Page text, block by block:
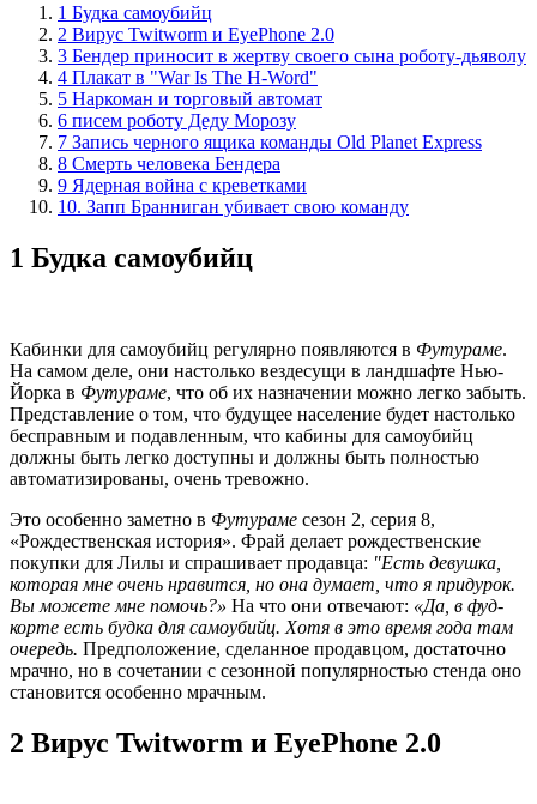
1 Будка самоубийц
2 Вирус Twitworm и EyePhone 2.0
3 Бендер приносит в жертву своего сына роботу-дьяволу
4 Плакат в "War Is The H-Word"
5 Наркоман и торговый автомат
6 писем роботу Деду Морозу
7 Запись черного ящика команды Old Planet Express
8 Смерть человека Бендера
9 Ядерная война с креветками
10. Запп Бранниган убивает свою команду
1 Будка самоубийц
Кабинки для самоубийц регулярно появляются в Футураме.
На самом деле, они настолько вездесущи в ландшафте Нью-
Йорка в Футураме, что об их назначении можно легко забыть.
Представление о том, что будущее население будет настолько
бесправным и подавленным, что кабины для самоубийц
должны быть легко доступны и должны быть полностью
автоматизированы, очень тревожно.
Это особенно заметно в Футураме сезон 2, серия 8,
«Рождественская история». Фрай делает рождественские
покупки для Лилы и спрашивает продавца: "Есть девушка,
которая мне очень нравится, но она думает, что я придурок.
Вы можете мне помочь?» На что они отвечают: «Да, в фуд-
корте есть будка для самоубийц. Хотя в это время года там
очередь. Предположение, сделанное продавцом, достаточно
мрачно, но в сочетании с сезонной популярностью стенда оно
становится особенно мрачным.
2 Вирус Twitworm и EyePhone 2.0